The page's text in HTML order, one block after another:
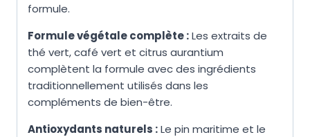
formule.
Formule végétale complète :Les extraits de
thé vert, café vert et citrus aurantium
complètent la formule avec des ingrédients
traditionnellement utilisés dans les
compléments de bien-être.
Antioxydants naturels :Le pin maritime et le